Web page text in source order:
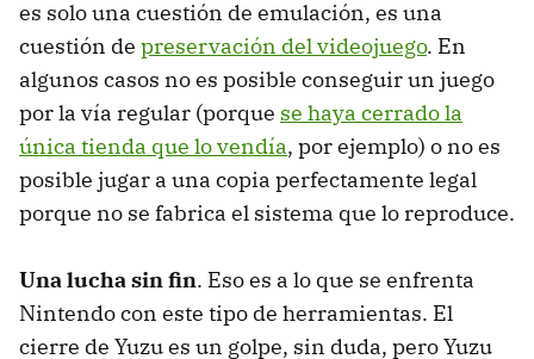
es solo una cuestión de emulación, es una
cuestión de preservación del videojuego. En
algunos casos no es posible conseguir un juego
por la vía regular (porque se haya cerrado la
única tienda que lo vendía, por ejemplo) o no es
posible jugar a una copia perfectamente legal
porque no se fabrica el sistema que lo reproduce.
Una lucha sin fin. Eso es a lo que se enfrenta
Nintendo con este tipo de herramientas. El
cierre de Yuzu es un golpe, sin duda, pero Yuzu